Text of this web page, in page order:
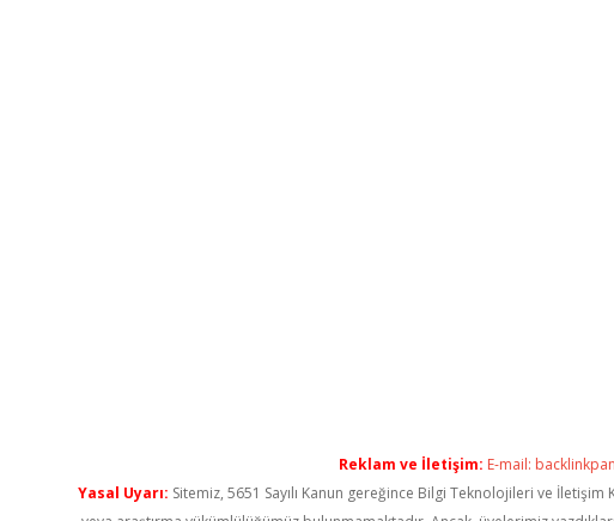
Reklam ve İletişim: E-mail:
Yasal Uyarı: Sitemiz, 5651 Sayılı Kanun gereğince Bilgi Teknolojileri ve